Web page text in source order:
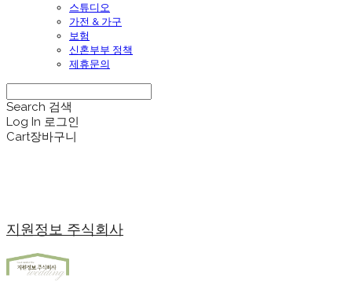
스튜디오
가전 & 가구
보험
신혼부부 정책
제휴문의
Search 검색
Log In 로그인
Cart장바구니
지원정보 주식회사